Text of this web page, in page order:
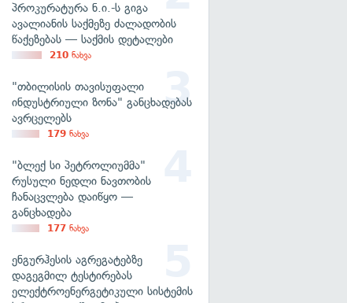
პროკურატურა ნ.ი.-ს გიგა
ავალიანის საქმეზე ძალადობის
წაქეზებას — საქმის დეტალები
210 ნახვა
"თბილისის თავისუფალი
ინდუსტრიული ზონა" განცხადებას
ავრცელებს
179 ნახვა
"ბლექ სი პეტროლიუმმა"
რუსული ნედლი ნავთობის
ჩანაცვლება დაიწყო —
განცხადება
177 ნახვა
ენგურჰესის აგრეგატებზე
დაგეგმილ ტესტირებას
ელექტროენერგეტიკული სისტემის